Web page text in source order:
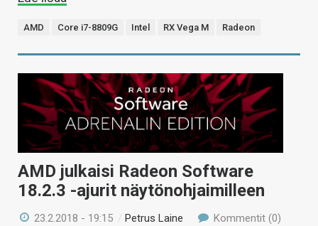
AMD Core i7-8809G Intel RX Vega M Radeon
AMD julkaisi Radeon Software
18.2.3 -ajurit näytönohjaimilleen
23.2.2018 - 19:15 / Petrus Laine Kommentit (0)